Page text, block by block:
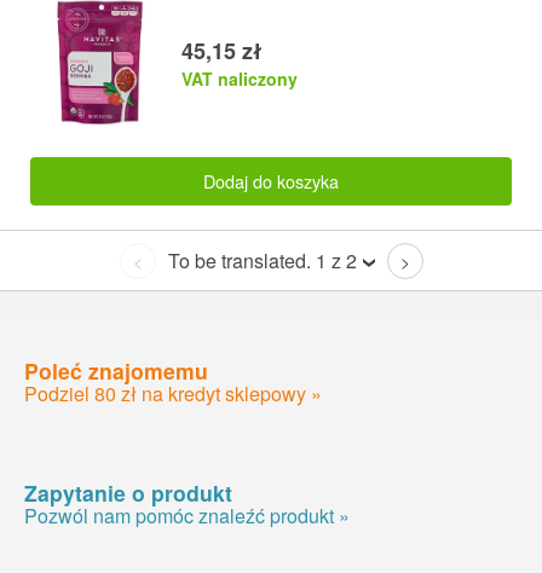
45,15 zł
VAT naliczony
Dodaj do koszyka
< To be translated. 1 z 2 >
Poleć znajomemu
Podziel 80 zł na kredyt sklepowy »
Zapytanie o produkt
Pozwól nam pomóc znaleźć produkt »